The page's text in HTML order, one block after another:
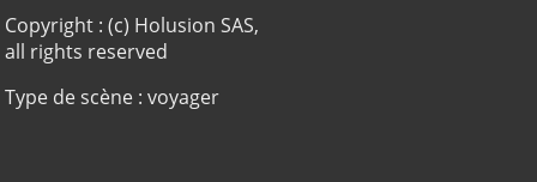
Copyright : (c) Holusion SAS,
all rights reserved
Type de scène : voyager